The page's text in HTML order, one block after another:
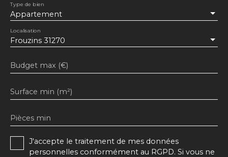
Appartement
Type de bien
Frouzins 31270
Localisation
Budget max (€)
Surface min (m²)
Pièces min
J'accepte le traitement de mes données
personnelles conformément au RGPD. Si vous ne